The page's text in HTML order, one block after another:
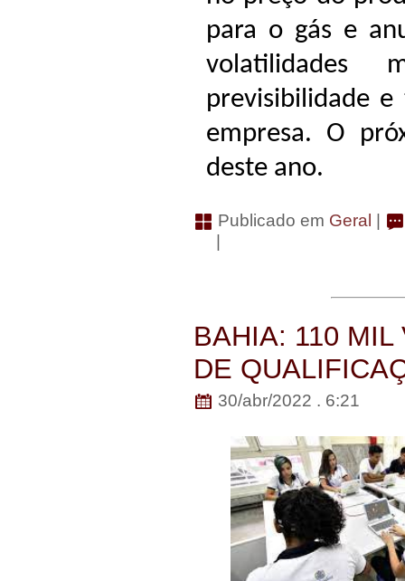
para o gás e
volatilidades
previsibilidade e
empresa. O
deste ano.
Publicado em Geral
BAHIA: 110 MIL
DE
30/abr/2022 . 6:21